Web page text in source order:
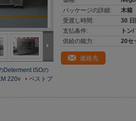
Determent ISOの
220v
ベストプ
パッケージの詳細:
木箱
受渡し時間:
30 日
支払条件:
ト
供給の能力:
20セ
連絡先